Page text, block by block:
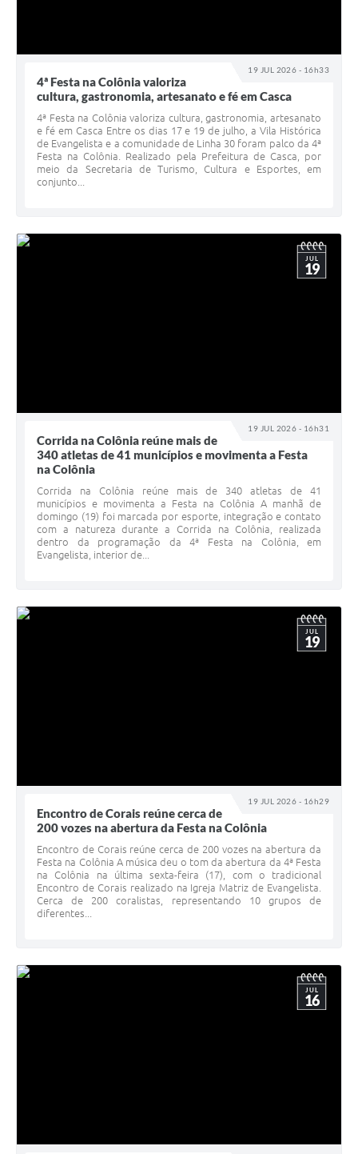
19 JUL 2026 - 16h33
4ª Festa na Colônia valoriza
cultura, gastronomia, artesanato e fé em Casca
4ª Festa na Colônia valoriza cultura, gastronomia, artesanato
e fé em Casca Entre os dias 17 e 19 de julho, a Vila Histórica
de Evangelista e a comunidade de Linha 30 foram palco da 4ª
Festa na Colônia. Realizado pela Prefeitura de Casca, por
meio da Secretaria de Turismo, Cultura e Esportes, em
conjunto...
19 JUL 2026 - 16h31
JUL
19
Corrida na Colônia reúne mais de
340 atletas de 41 municípios e movimenta a Festa
na Colônia
Corrida na Colônia reúne mais de 340 atletas de 41
municípios e movimenta a Festa na Colônia A manhã de
domingo (19) foi marcada por esporte, integração e contato
com a natureza durante a Corrida na Colônia, realizada
dentro da programação da 4ª Festa na Colônia, em
Evangelista, interior de...
19 JUL 2026 - 16h29
JUL
19
Encontro de Corais reúne cerca de
200 vozes na abertura da Festa na Colônia
Encontro de Corais reúne cerca de 200 vozes na abertura da
Festa na Colônia A música deu o tom da abertura da 4ª Festa
na Colônia na última sexta-feira (17), com o tradicional
Encontro de Corais realizado na Igreja Matriz de Evangelista.
Cerca de 200 coralistas, representando 10 grupos de
diferentes...
JUL
16